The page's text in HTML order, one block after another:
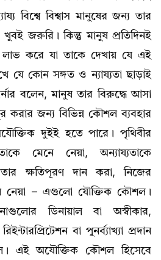
বিশ্বে বিশ্বাস মানুষের জন্য তার
জরুরি। কিন্তু মানুষ প্রতিদিনই
লাভ করে যা তাকে দেখায় যে এই
যে কোন সঙ্গত ও ন্যায্যতা ছাড়াই
বলেন, মানুষ তার বিরুদ্ধে আসা
করার জন্য বিভিন্ন কৌশল ব্যবহার
দুইই হতে পারে। পৃথিবীর
মেনে নেয়া, অন্যায্যতাকে
ক্ষতিপূরণ দান করা, নিজের
নেয়া – এগুলো যৌক্তিক কৌশল।
ডিনায়াল বা অস্বীকার,
বা পুনর্ব্যাখ্যা প্রদান
এই অযৌক্তিক কৌশল হিসেবে